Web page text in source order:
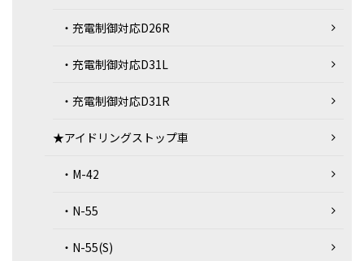
・充電制御対応D26R
・充電制御対応D31L
・充電制御対応D31R
★アイドリングストップ車
・M-42
・N-55
・N-55(S)